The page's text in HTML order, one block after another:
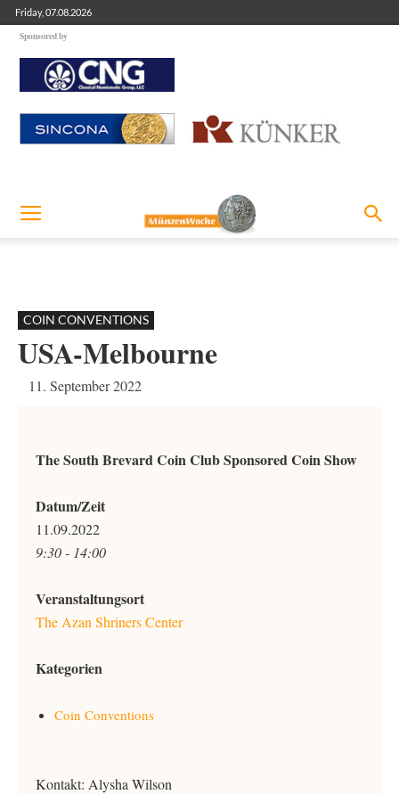
Friday, 07.08.2026
Sponsored by
COIN CONVENTIONS
USA-Melbourne
11. September 2022
The South Brevard Coin Club Sponsored Coin Show
Datum/Zeit
11.09.2022
9:30 - 14:00
Veranstaltungsort
The Azan Shriners Center
Kategorien
Coin Conventions
Kontakt: Alysha Wilson